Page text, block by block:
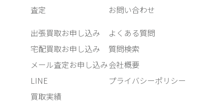
査定
お問い合わせ
出張買取お申し込み
宅配買取お申し込み
メール査定お申し込み
LINE
買取実績
よくある質問
質問検索
会社概要
プライバシーポリシー